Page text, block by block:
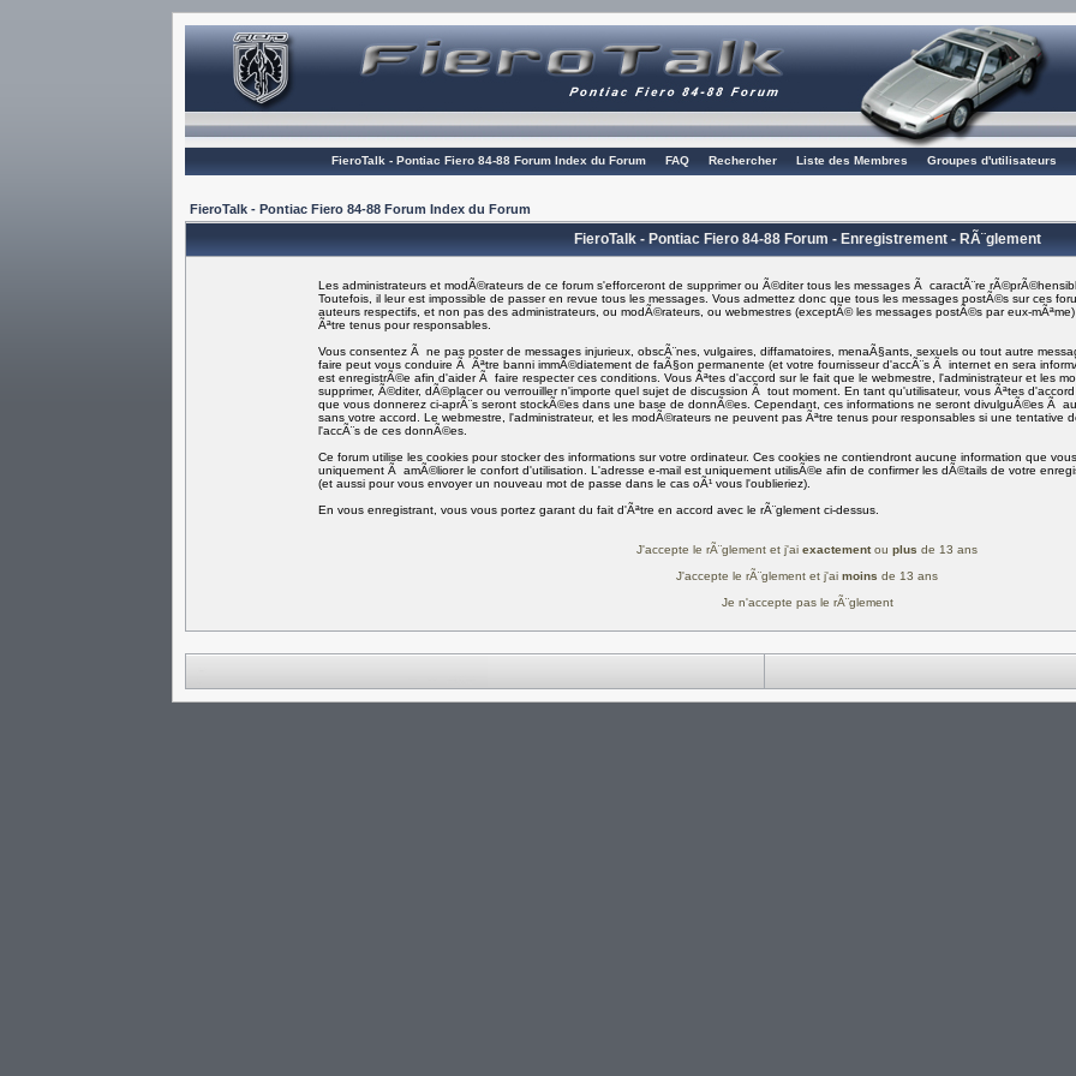
FieroTalk - Pontiac Fiero 84-88 Forum Index du Forum FAQ Rechercher Liste des Membres Groupes d'utilisateurs
FieroTalk - Pontiac Fiero 84-88 Forum Index du Forum
FieroTalk - Pontiac Fiero 84-88 Forum - Enregistrement - RÃ¨glement
Les administrateurs et modÃ©rateurs de ce forum s'efforceront de supprimer ou Ã©diter tous les messages Ã caractÃ¨re
Toutefois, il leur est impossible de passer en revue tous les messages. Vous admettez donc que tous les messages postÃ©s sur ces
auteurs respectifs, et non pas des administrateurs, ou modÃ©rateurs, ou webmestres (exceptÃ© les messages postÃ©s par eux-
Ãªtre tenus pour responsables.
Vous consentez Ã ne pas poster de messages injurieux, obscÃ¨nes, vulgaires, diffamatoires, menaÃ§ants, sexuels ou tout autre
faire peut vous conduire Ã Ãªtre banni immÃ©diatement de faÃ§on permanente (et votre fournisseur d'accÃ¨s Ã internet en sera
est enregistrÃ©e afin d'aider Ã faire respecter ces conditions. Vous Ãªtes d'accord sur le fait que le webmestre, l'administrateur et les
supprimer, Ã©diter, dÃ©placer ou verrouiller n'importe quel sujet de discussion Ã tout moment. En tant qu'utilisateur, vous Ãªtes
que vous donnerez ci-aprÃ¨s seront stockÃ©es dans une base de donnÃ©es. Cependant, ces informations ne seront divulguÃ©es Ã
sans votre accord. Le webmestre, l'administrateur, et les modÃ©rateurs ne peuvent pas Ãªtre tenus pour responsables si une tentative
l'accÃ¨s de ces donnÃ©es.
Ce forum utilise les cookies pour stocker des informations sur votre ordinateur. Ces cookies ne contiendront aucune information que
uniquement Ã amÃ©liorer le confort d'utilisation. L'adresse e-mail est uniquement utilisÃ©e afin de confirmer les dÃ©tails de votre
(et aussi pour vous envoyer un nouveau mot de passe dans le cas oÃ¹ vous l'oublieriez).
En vous enregistrant, vous vous portez garant du fait d'Ãªtre en accord avec le rÃ¨glement ci-dessus.
J'accepte le rÃ¨glement et j'ai exactementou plus de 13 ans
J'accepte le rÃ¨glement et j'ai moins de 13 ans
Je n'accepte pas le rÃ¨glement